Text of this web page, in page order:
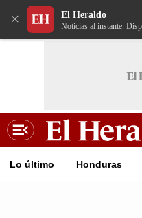
× El Heraldo
Noticias al instante.
Lo último Honduras